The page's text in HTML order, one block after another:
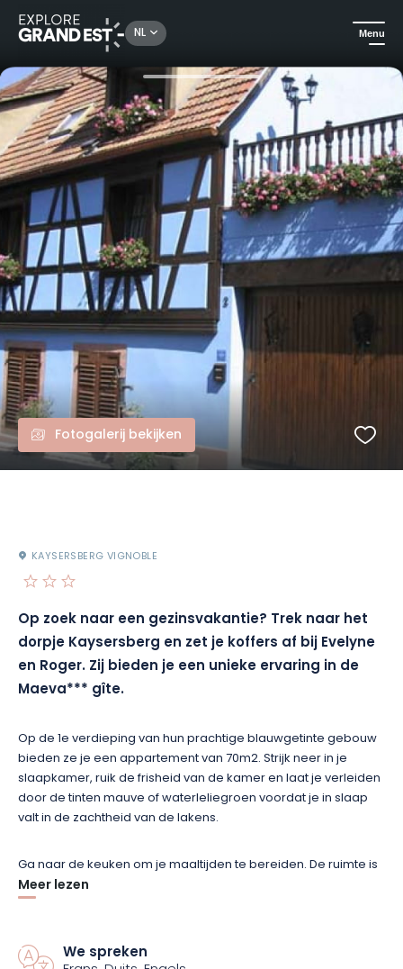
NL Menu
Kijk je ogen uit in de Grand Est
Fotogalerij bekijken
KAYSERSBERG VIGNOBLE
Op zoek naar een gezinsvakantie? Trek naar het
dorpje Kaysersberg en zet je koffers af bij Evelyne
en Roger. Zij bieden je een unieke ervaring in de
Maeva*** gîte.
Op de 1e verdieping van hun prachtige blauwgetinte gebouw
bieden ze je een appartement van 70m2. Strijk neer in je
slaapkamer, ruik de frisheid van de kamer en laat je verleiden
door de tinten mauve of waterleliegroen voordat je in slaap
valt in de zachtheid van de lakens.
Ga naar de keuken om je maaltijden te bereiden. De ruimte is
goed ingericht en heeft alle apparatuur die je nodig hebt om
heerlijke maaltijden te bereiden voor het hele gezin.
Ga dan naar de woonkamer om van je maaltijden te genieten
Meer lezen
We spreken